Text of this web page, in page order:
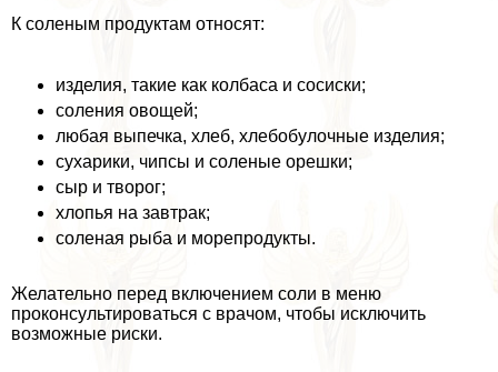
К соленым продуктам относят:
изделия, такие как колбаса и сосиски;
соления овощей;
любая выпечка, хлеб, хлебобулочные изделия;
сухарики, чипсы и соленые орешки;
сыр и творог;
хлопья на завтpaк;
соленая рыба и морепродукты.
Желательно перед включением соли в меню
проконсультироваться с врачом, чтобы исключить
возможные риски.